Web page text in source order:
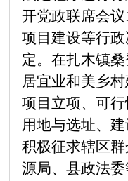
开党政联席会议
项目建设等行
定。在扎木镇
居宜业和美乡
项目立项、可
用地与选址、
积极征求辖区
源局、县政法